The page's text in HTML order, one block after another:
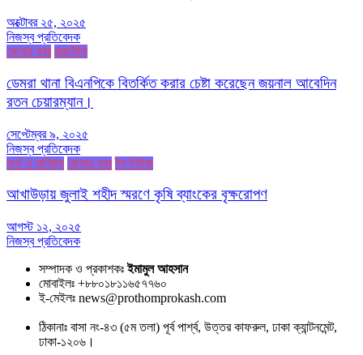
অক্টোবর ২৫, ২০২৫
নিজস্ব প্রতিবেদক
জেলার খবর রাজনীতি
ডেমরা থানা বিএনপিকে বিতর্কিত করার চেষ্টা করেছেন জয়নাল আবেদিন
রতন চেয়ারম্যান।
সেপ্টেম্বর ৯, ২০২৫
নিজস্ব প্রতিবেদক
অর্থ ও বাণিজ্য জেলার খবর টপ নিউজ
আখাউড়ায় জুলাই শহীদ স্মরণে কৃষি ব্যাংকের বৃক্ষরোপণ
আগস্ট ১২, ২০২৫
নিজস্ব প্রতিবেদক
সম্পাদক ও প্রকাশকঃইমামুল আহসান
মোবাইলঃ +৮৮০১৮১১৬৫৭৭৬০
ই-মেইলঃ news@prothomprokash.com
ঠিকানাঃ বাসা নং-৪৩ (৫ম তলা) পূর্ব পার্শ্ব, উত্তর কাফরুল, ঢাকা ক্যান্টনমেন্ট,
ঢাকা-১২০৬।